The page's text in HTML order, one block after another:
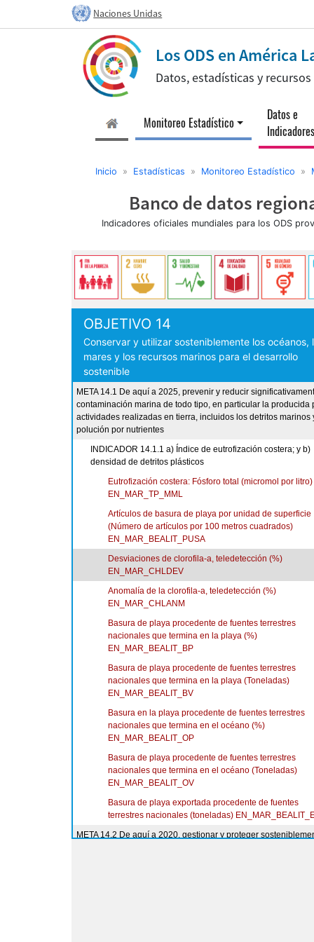
Naciones Unidas
Los ODS en América
Datos, estadísticas y
(current)Monitoreo Estadístico
Datos e
Indicadores
Inicio » Estadísticas » Monitoreo Estadístico »
Banco de datos
Indicadores oficiales mundiales para los ODS
OBJETIVO 14
Conservar y utilizar sosteniblemente los océanos,
mares y los recursos marinos para el desarrollo
sostenible
META 14.1 De aquí a 2025, prevenir y reducir
contaminación marina de todo tipo, en particular la producida
actividades realizadas en tierra, incluidos los detritos marinos
polución por nutrientes
INDICADOR 14.1.1 a) Índice de eutrofización costera; y b)
densidad de detritos plásticos
Eutrofización costera: Fósforo total (micromol por litro)
EN_MAR_TP_MML
Artículos de basura de playa por unidad de superficie
(Número de artículos por 100 metros cuadrados)
EN_MAR_BEALIT_PUSA
Desviaciones de clorofila-a, teledetección (%)
EN_MAR_CHLDEV
Anomalía de la clorofila-a, teledetección (%)
EN_MAR_CHLANM
Basura de playa procedente de fuentes terrestres
nacionales que termina en la playa (%)
EN_MAR_BEALIT_BP
Basura de playa procedente de fuentes terrestres
nacionales que termina en la playa (Toneladas)
EN_MAR_BEALIT_BV
Basura en la playa procedente de fuentes terrestres
nacionales que termina en el océano (%)
EN_MAR_BEALIT_OP
Basura de playa procedente de fuentes terrestres
nacionales que termina en el océano (Toneladas)
EN_MAR_BEALIT_OV
Basura de playa exportada procedente de fuentes
terrestres nacionales (toneladas)
META 14.2 De aquí a 2020, gestionar y proteger